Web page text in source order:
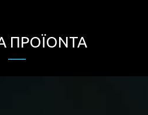
ΠΡΟΪΌΝΤΑ